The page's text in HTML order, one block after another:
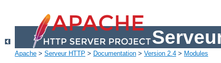
Apache > Serveur HTTP > Documentation > Version 2.4 > Modules